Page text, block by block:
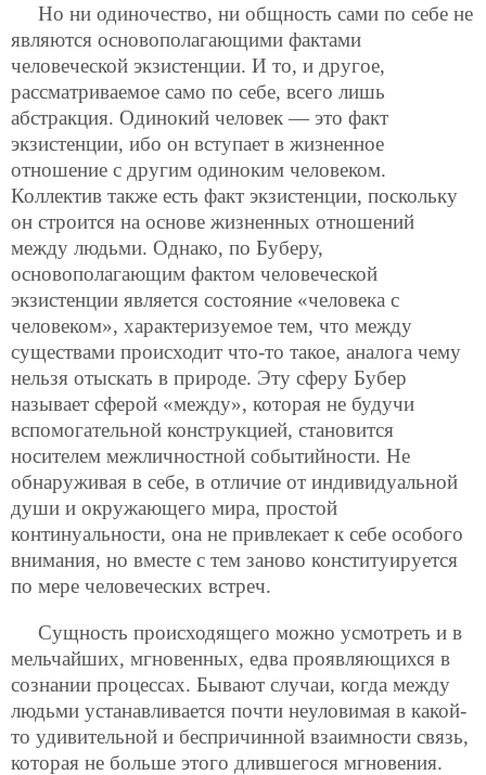
Но ни одиночество, ни общность сами по себе не
являются основополагающими фактами
человеческой экзистенции. И то, и другое,
рассматриваемое само по себе, всего лишь
абстракция. Одинокий человек — это факт
экзистенции, ибо он вступает в жизненное
отношение с другим одиноким человеком.
Коллектив также есть факт экзистенции, поскольку
он строится на основе жизненных отношений
между людьми. Однако, по Буберу,
основополагающим фактом человеческой
экзистенции является состояние «человека с
человеком», характеризуемое тем, что между
существами происходит что-то такое, аналога чему
нельзя отыскать в природе. Эту сферу Бубер
называет сферой «между», которая не будучи
вспомогательной конструкцией, становится
носителем межличностной событийности. Не
обнаруживая в себе, в отличие от индивидуальной
души и окружающего мира, простой
континуальности, она не привлекает к себе особого
внимания, но вместе с тем заново конституируется
по мере человеческих встреч.
Сущность происходящего можно усмотреть и в
мельчайших, мгновенных, едва проявляющихся в
сознании процессах. Бывают случаи, когда между
людьми устанавливается почти неуловимая в какой-
то удивительной и беспричинной взаимности связь,
которая не больше этого длившегося мгновения.